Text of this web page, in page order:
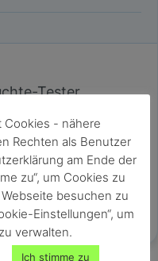
Tester
Cookies - nähere
Rechten als Benutzer
am Ende der
zu“, um Cookies zu
besuchen zu
Einstellungen“, um
verwalten.
Ich stimme zu